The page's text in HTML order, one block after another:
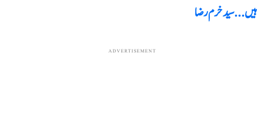
ہیں...سید خرم رضا
ADVERTISEMENT